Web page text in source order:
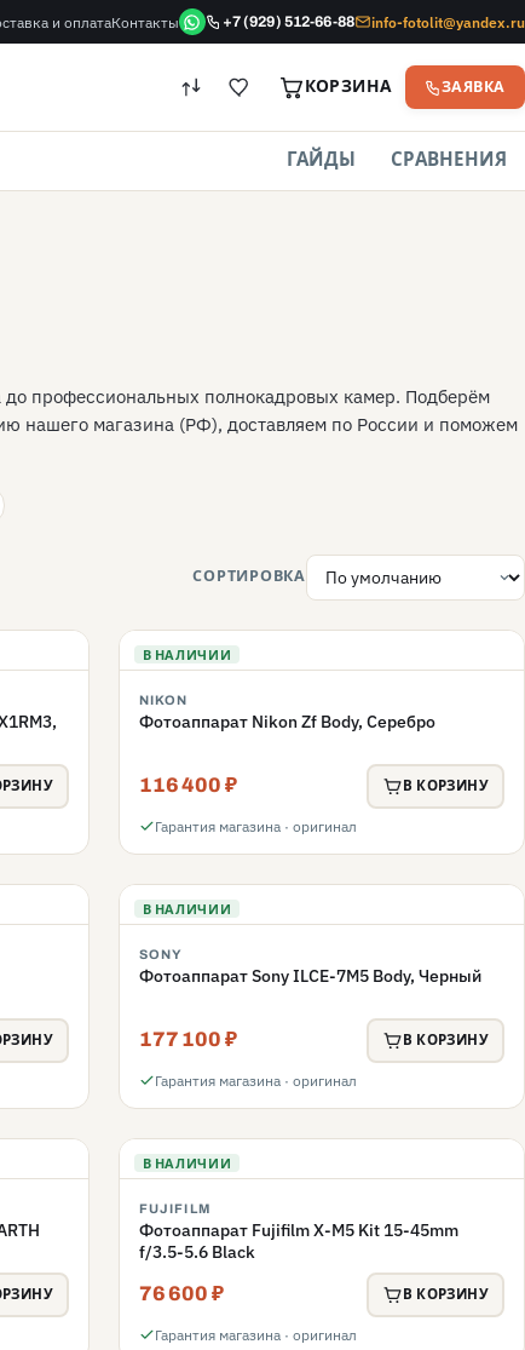
и оплатаКонтакты +7 (929) 512-66-88 info-fotolit@yandex.ru
КОРЗИНА ЗАЯВКА
ГАЙДЫ СРАВНЕНИЯ
профессиональных полнокадровых камер. Подберём
нашего магазина (РФ), доставляем по России и поможем
СОРТИРОВКА
В НАЛИЧИИ
NIKON
Фотоаппарат Nikon Zf Body, Серебро
116 400 ₽ В КОРЗИНУ
Гарантия магазина · оригинал
В НАЛИЧИИ
SONY
Фотоаппарат Sony ILCE-7M5 Body, Черный
177 100 ₽ В КОРЗИНУ
Гарантия магазина · оригинал
В НАЛИЧИИ
FUJIFILM
Фотоаппарат Fujifilm X-M5 Kit 15-45mm
f/3.5-5.6 Black
76 600 ₽ В КОРЗИНУ
Гарантия магазина · оригинал